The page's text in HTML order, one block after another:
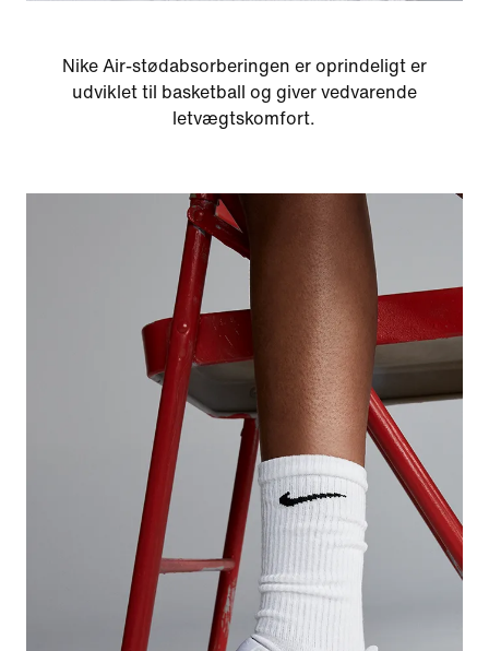
Nike Air-stødabsorberingen er oprindeligt er
udviklet til basketball og giver vedvarende
letvægtskomfort.